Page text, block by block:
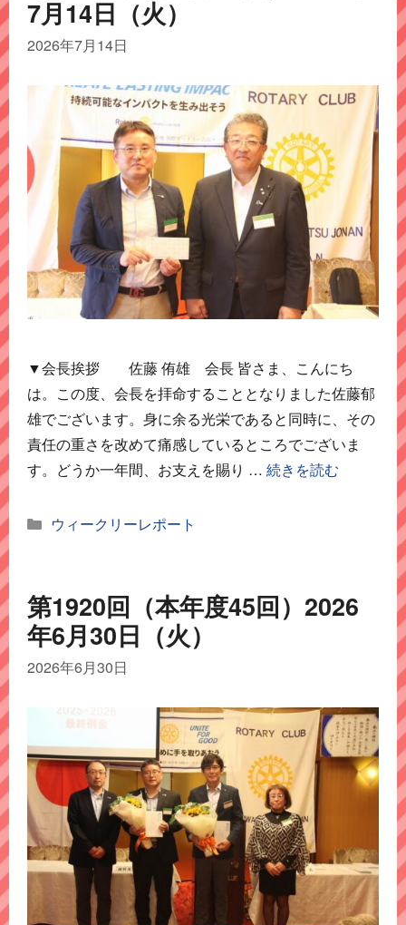
7月14日（火）
2026年7月14日
▼会長挨拶 佐藤 侑雄 会長 皆さま、こんにち
は。この度、会長を拝命することとなりました佐藤郁
雄でございます。身に余る光栄であると同時に、その
責任の重さを改めて痛感しているところでございま
す。どうか一年間、お支えを賜り … 続きを読む
カ
ー
ウィークリーレポート
第1920回（本年度45回）2026
年6月30日（火）
2026年6月30日